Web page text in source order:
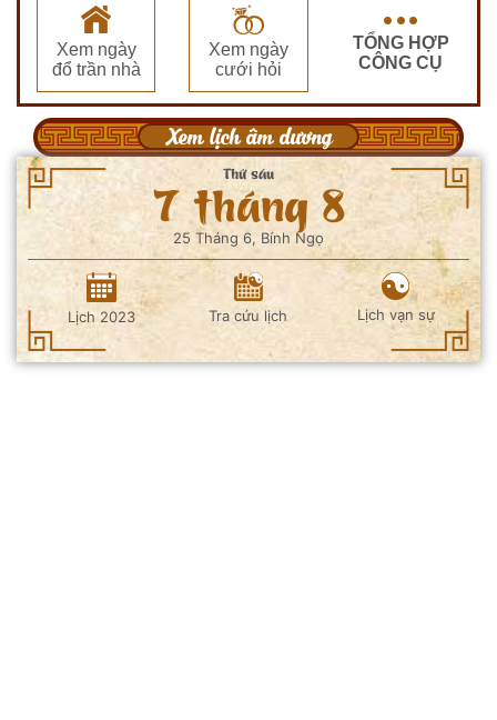
Xem ngày
đổ trần nhà
Xem ngày
cưới hỏi
TỔNG HỢP
CÔNG CỤ
Xem lịch âm dương
Thứ sáu
7 tháng 8
25 Tháng 6, Bính Ngọ
Lịch 2023 Tra cứu lịch Lịch vạn sự